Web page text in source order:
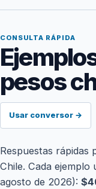
CONSULTA RÁPIDA
pesos
Usar conversor →
Respuestas rápidas
Chile. Cada ejemplo
agosto de 2026):